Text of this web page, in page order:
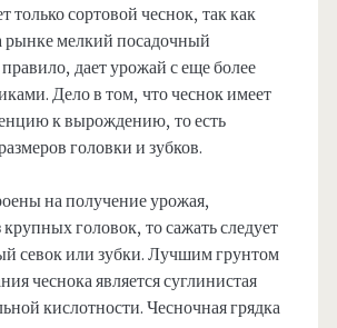
только сортовой чеснок, так как
мелкий посадочный
дает урожай с еще более
Дело в том, что чеснок имеет
к вырождению, то есть
головки и зубков.
на получение урожая,
крупных головок, то сажать следует
севок или зубки. Лучшим грунтом
чеснока является суглинистая
кислотности. Чесночная грядка